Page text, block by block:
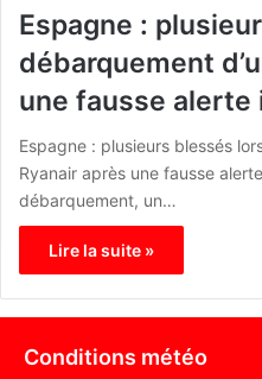
Espagne :
débarquement
une fausse alerte
Espagne : plusieurs blessés
Ryanair après une fausse
débarquement, un…
Lire la suite »
Conditions météo